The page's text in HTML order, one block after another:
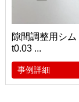
隙間調整用シ
t0.03 ...
事例詳細